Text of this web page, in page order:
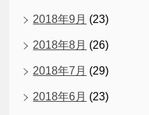
2018年9月 (23)
2018年8月 (26)
2018年7月 (29)
2018年6月 (23)